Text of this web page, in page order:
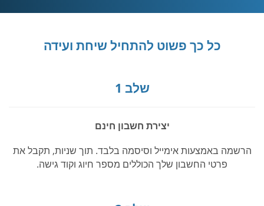
כל כך פשוט להתחיל שיחת ועידה
שלב 1
יצירת חשבון חינם
הרשמה באמצעות אימייל וסיסמה בלבד. תוך שניות, תקבל את
פרטי החשבון שלך הכוללים מספר חיוג וקוד גישה.